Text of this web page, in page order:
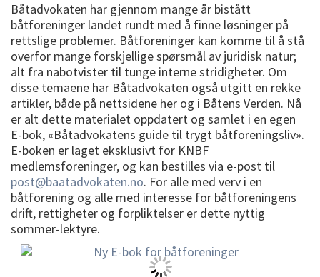
Båtadvokaten har gjennom mange år bistått
båtforeninger landet rundt med å finne løsninger på
rettslige problemer. Båtforeninger kan komme til å stå
overfor mange forskjellige spørsmål av juridisk natur;
alt fra nabotvister til tunge interne stridigheter. Om
disse temaene har Båtadvokaten også utgitt en rekke
artikler, både på nettsidene her og i Båtens Verden. Nå
er alt dette materialet oppdatert og samlet i en egen
E-bok, «Båtadvokatens guide til trygt båtforeningsliv».
E-boken er laget eksklusivt for KNBF
medlemsforeninger, og kan bestilles via e-post til
post@baatadvokaten.no. For alle med verv i en
båtforening og alle med interesse for båtforeningens
drift, rettigheter og forpliktelser er dette nyttig
sommer-lektyre.